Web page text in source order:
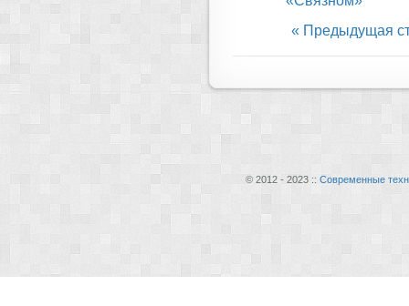
« Предыдущая
© 2012 - 2023 :: Современные